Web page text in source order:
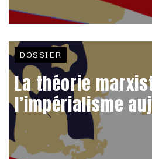
DOSSIER
La théorie
l’impérialisme